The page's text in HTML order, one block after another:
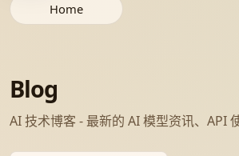
Home
Blog
AI 技术博客 - 最新的 AI 模型资讯、API